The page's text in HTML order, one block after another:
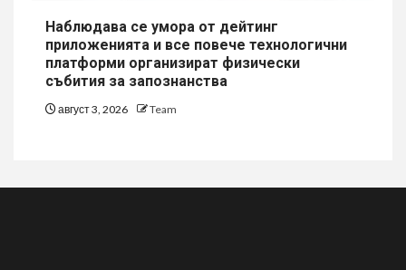
Наблюдава се умора от дейтинг
приложенията и все повече технологични
платформи организират физически
събития за запознанства
август 3, 2026 Team